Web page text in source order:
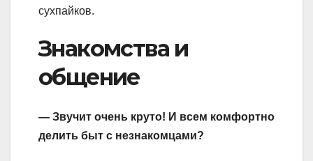
сухпайков.
Знакомства и
общение
— Звучит очень круто! И всем комфортно
делить быт с незнакомцами?